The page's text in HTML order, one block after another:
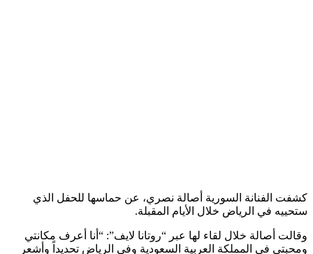
كشفت الفنانة السورية أصالة نصري، عن حماسها للحفل الذي
ستحييه في الرياض خلال الأيام المقبلة.
وقالت أصالة خلال لقاء لها عبر “روتانا لايف”: “أنا أعرف مكانتي
ومحبتي في المملكة العربية السعودية وفي الرياض تحديداً وأشعر